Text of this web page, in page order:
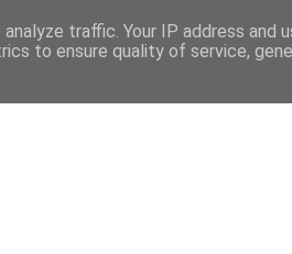
traffic. Your IP address and
to ensure quality of service,